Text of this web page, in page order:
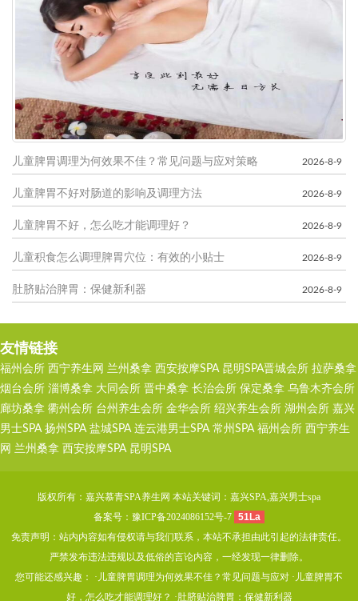
2026-8-9
儿童脾胃调理为何效果不佳？常见问题与应对策略
2026-8-9
儿童脾胃不好对肠道的影响及调理方法
2026-8-9
儿童脾胃不好，怎么吃才能调理好？
2026-8-9
儿童积食怎么调理脾胃穴位：有效的小贴士
2026-8-9
肚脐贴治脾胃：保健新利器
友情链接
福州会所 西宁养生网 兰州桑拿 西安按摩SPA 昆明SPA晋城会所 拉萨桑拿
烟台会所 淄博桑拿 大同会所 晋中桑拿 长治会所 保定桑拿 乌鲁木齐会所
廊坊桑拿 衢州会所 台州养生会所 金华会所 绍兴养生会所 湖州会所 嘉兴
男士SPA 扬州SPA 盐城SPA 连云港男士SPA 常州SPA 福州会所 西宁养生
网 兰州桑拿 西安按摩SPA 昆明SPA
版权所有：嘉兴慕青SPA养生网 本站关键词：嘉兴SPA,嘉兴男士spa
备案号： 豫ICP备2024086152号-7 51La
免责声明：站内内容如有侵权请与我们联系，本站不承担由此引起的法律责任。
严禁发布违法违规以及低俗的言论内容，一经发现一律删除。
您可能还感兴趣： · 儿童脾胃调理为何效果不佳？常见问题与应对 · 儿童脾胃不
好，怎么吃才能调理好？ ·肚脐贴治脾胃：保健新利器